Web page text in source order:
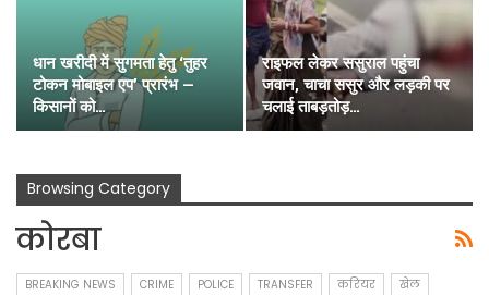
धान खरीदी में सुगमता हेतु ‘तुहर
टोकन मोबाइल एप’ प्रारंभ —
किसानों को…
राइफल लेकर ससुराल पहुंचा
जवान, चाचा ससुर और लड़की पर
चलाई ताबड़तोड़…
Browsing Category
कोरबा
BREAKING NEWS CRIME POLICE TRANSFER करियर
खेल